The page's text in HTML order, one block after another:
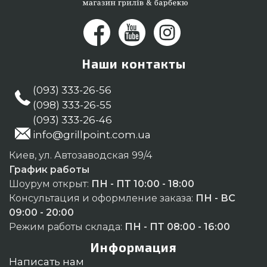
Наши контакты
(093) 333-26-56
(098) 333-26-55
(093) 333-26-46
info@grillpoint.com.ua
Киев, ул. Автозаводская 99/4
График работы
Шоурум открыт: ПН - ПТ 10:00 - 18:00
Консультация и оформление заказа: ПН - ВС
09:00 - 20:00
Режим работы склада: ПН - ПТ 08:00 - 16:00
Информация
Написать нам